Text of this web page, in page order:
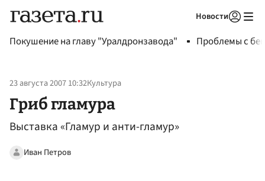
Новости
Покушение на главу "Уралдронзавода" Проблемы с
23 августа 2007 10:32Культура
Гриб гламура
Выставка «Гламур и анти-гламур»
Иван Петров